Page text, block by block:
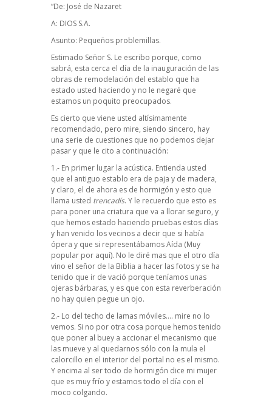
“De: José de Nazaret
A: DIOS S.A.
Asunto: Pequeños problemillas.
Estimado Señor S. Le escribo porque, como
sabrá, esta cerca el día de la inauguración de las
obras de remodelación del establo que ha
estado usted haciendo y no le negaré que
estamos un poquito preocupados.
Es cierto que viene usted altísimamente
recomendado, pero mire, siendo sincero, hay
una serie de cuestiones que no podemos dejar
pasar y que le cito a continuación:
1.- En primer lugar la acústica. Entienda usted
que el antiguo establo era de paja y de madera,
y claro, el de ahora es de hormigón y esto que
llama usted trencadís. Y le recuerdo que esto es
para poner una criatura que va a llorar seguro, y
que hemos estado haciendo pruebas estos días
y han venido los vecinos a decir que si había
ópera y que si representábamos Aída (Muy
popular por aquí). No le diré mas que el otro día
vino el señor de la Biblia a hacer las fotos y se ha
tenido que ir de vació porque teníamos unas
ojeras bárbaras, y es que con esta reverberación
no hay quien pegue un ojo.
2.- Lo del techo de lamas móviles…. mire no lo
vemos. Si no por otra cosa porque hemos tenido
que poner al buey a accionar el mecanismo que
las mueve y al quedarnos sólo con la mula el
calorcillo en el interior del portal no es el mismo.
Y encima al ser todo de hormigón dice mi mujer
que es muy frío y estamos todo el día con el
moco colgando.